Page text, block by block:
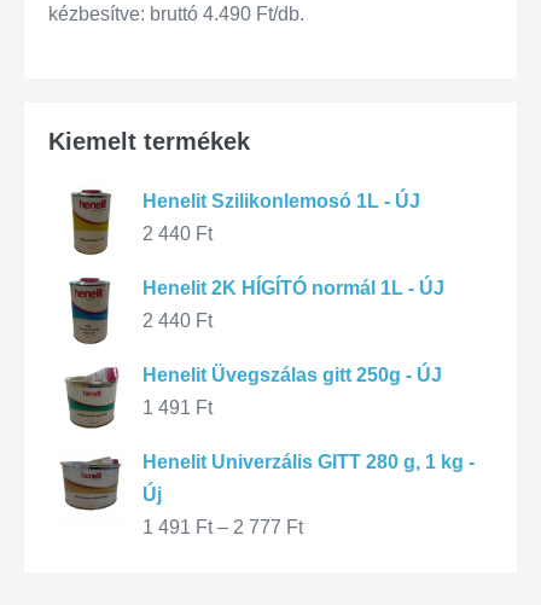
kézbesítve: bruttó 4.490 Ft/db.
Kiemelt termékek
Henelit Szilikonlemosó 1L - ÚJ
2 440 Ft
Henelit 2K HÍGÍTÓ normál 1L - ÚJ
2 440 Ft
Henelit Üvegszálas gitt 250g - ÚJ
1 491 Ft
Henelit Univerzális GITT 280 g, 1 kg -
Új
1 491 Ft – 2 777 Ft